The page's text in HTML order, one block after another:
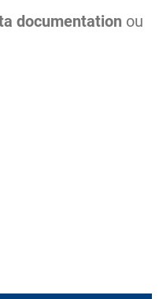
documentation ou